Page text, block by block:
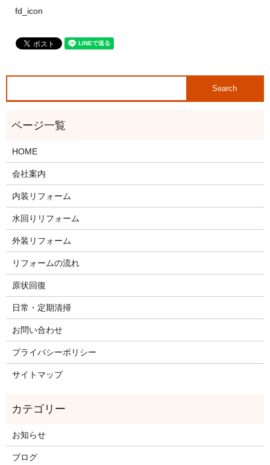
fd_icon
HOME
会社案内
内装リフォーム
水回りリフォーム
外装リフォーム
リフォームの流れ
原状回復
日常・定期清掃
お問い合わせ
プライバシーポリシー
サイトマップ
お知らせ
ブログ